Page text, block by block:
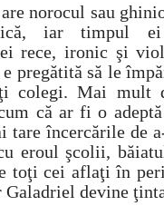
sau
iar timpul
rece, ironic şi
pregătită să le
colegi. Mai mult
că ar fi o
tare încercările de
eroul şcolii,
toţi cei aflaţi în
Galadriel devine